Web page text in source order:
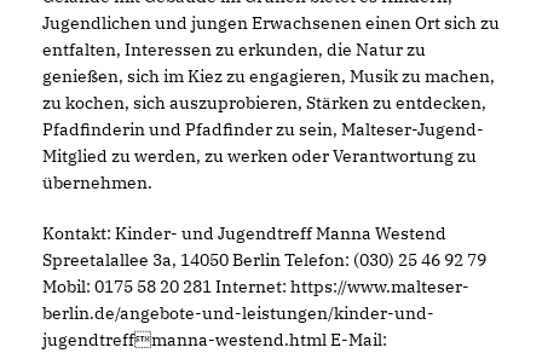
Jugendlichen und jungen Erwachsenen einen Ort sich zu
entfalten, Interessen zu erkunden, die Natur zu
genießen, sich im Kiez zu engagieren, Musik zu machen,
zu kochen, sich auszuprobieren, Stärken zu entdecken,
Pfadfinderin und Pfadfinder zu sein, Malteser-Jugend-
Mitglied zu werden, zu werken oder Verantwortung zu
übernehmen.
Kontakt: Kinder- und Jugendtreff Manna Westend
Spreetalallee 3a, 14050 Berlin Telefon: (030) 25 46 92 79
Mobil: 0175 58 20 281 Internet: https://www.malteser-
berlin.de/angebote-und-leistungen/kinder-und-
jugendtreffmanna-westend.html E-Mail: